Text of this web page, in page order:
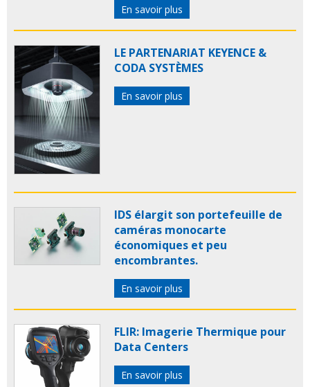
En savoir plus
LE PARTENARIAT KEYENCE &
CODA SYSTÈMES
En savoir plus
IDS élargit son portefeuille de
caméras monocarte
économiques et peu
encombrantes.
En savoir plus
FLIR: Imagerie Thermique pour
Data Centers
En savoir plus